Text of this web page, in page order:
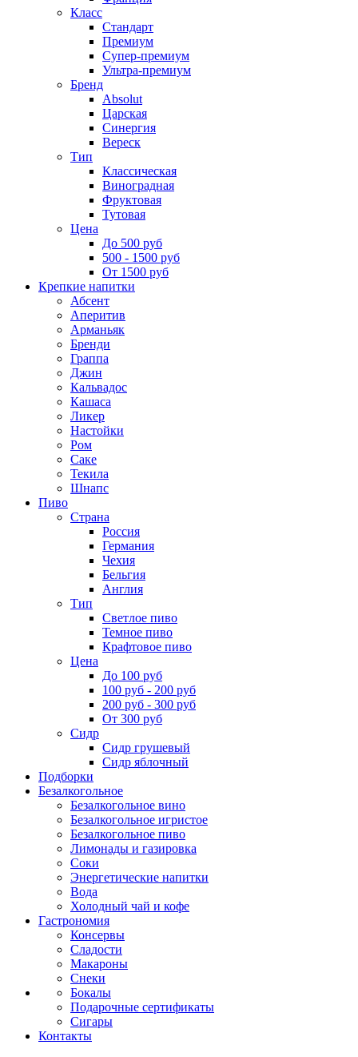
Класс
Стандарт
Премиум
Супер-премиум
Ультра-премиум
Бренд
Absolut
Царская
Синергия
Вереск
Тип
Классическая
Виноградная
Фруктовая
Тутовая
Цена
До 500 руб
500 - 1500 руб
От 1500 руб
Крепкие напитки
Абсент
Аперитив
Арманьяк
Бренди
Граппа
Джин
Кальвадос
Кашаса
Ликер
Настойки
Ром
Саке
Текила
Шнапс
Пиво
Страна
Россия
Германия
Чехия
Бельгия
Англия
Тип
Светлое пиво
Темное пиво
Крафтовое пиво
Цена
До 100 руб
100 руб - 200 руб
200 руб - 300 руб
От 300 руб
Сидр
Сидр грушевый
Сидр яблочный
Подборки
Безалкогольное
Безалкогольное вино
Безалкогольное игристое
Безалкогольное пиво
Лимонады и газировка
Соки
Энергетические напитки
Вода
Холодный чай и кофе
Гастрономия
Консервы
Сладости
Макароны
Снеки
Бокалы
Подарочные сертификаты
Сигары
Контакты